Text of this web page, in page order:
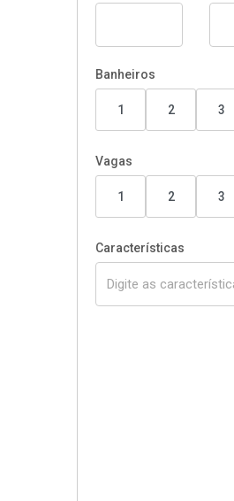
Banheiros
1 2 3
Vagas
1 2 3
Características